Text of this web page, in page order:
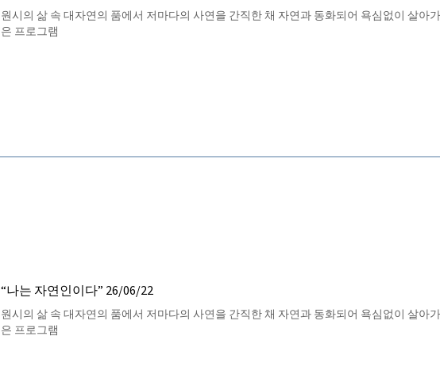
원시의 삶 속 대자연의 품에서 저마다의 사연을 간직한 채 자연과 동화되어 욕심없이 살아
은 프로그램
“나는 자연인이다” 26/06/22
원시의 삶 속 대자연의 품에서 저마다의 사연을 간직한 채 자연과 동화되어 욕심없이 살아
은 프로그램